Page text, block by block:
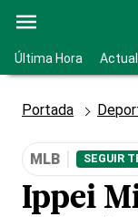
Última Hora
Portada
MLB SEGUIR
Ippei